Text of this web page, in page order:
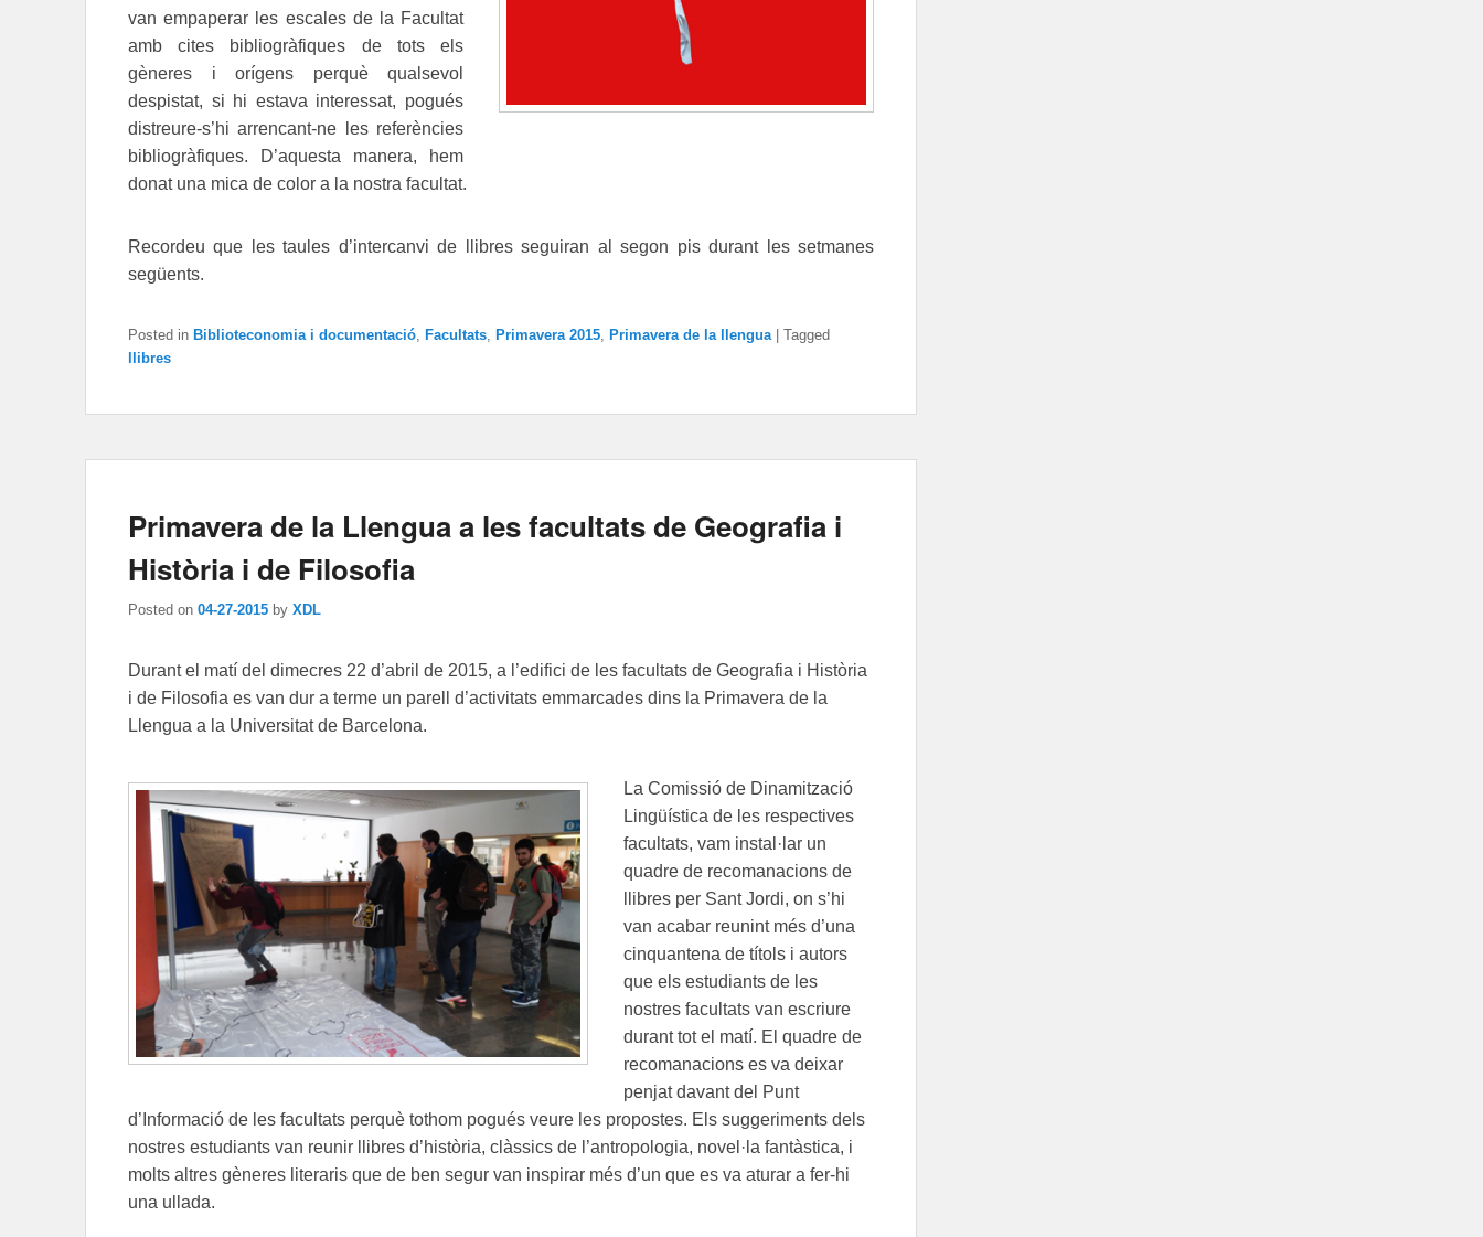
van empaperar les escales de la Facultat
amb cites bibliogràfiques de tots els
gèneres i orígens perquè qualsevol
despistat, si hi estava interessat, pogués
distreure-s’hi arrencant-ne les referències
bibliogràfiques. D’aquesta manera, hem
donat una mica de color a la nostra facultat.
Recordeu que les taules d’intercanvi de llibres seguiran al segon pis durant les setmanes
següents.
Posted in Biblioteconomia i documentació Facultats Primavera 2015 Primavera de la llengua | Tagged
llibres
Primavera de la Llengua a les facultats de Geografia i
Història i de Filosofia
Posted on 04-27-2015 by XDL
Durant el matí del dimecres 22 d’abril de 2015, a l’edifici de les facultats de Geografia i Història
i de Filosofia es van dur a terme un parell d’activitats emmarcades dins la Primavera de la
Llengua a la Universitat de Barcelona.
La Comissió de Dinamització
Lingüística de les respectives
facultats, vam instal·lar un
quadre de recomanacions de
llibres per Sant Jordi, on s’hi
van acabar reunint més d’una
cinquantena de títols i autors
que els estudiants de les
nostres facultats van escriure
durant tot el matí. El quadre de
recomanacions es va deixar
penjat davant del Punt
d’Informació de les facultats perquè tothom pogués veure les propostes. Els suggeriments dels
nostres estudiants van reunir llibres d’història, clàssics de l’antropologia, novel·la fantàstica, i
molts altres gèneres literaris que de ben segur van inspirar més d’un que es va aturar a fer-hi
una ullada.